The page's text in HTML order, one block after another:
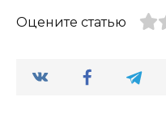
Оцените статью